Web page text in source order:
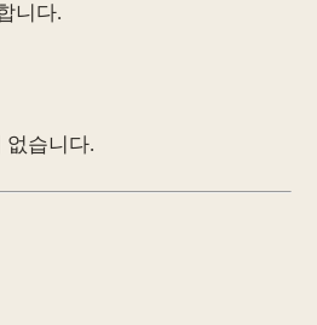
니다.
없습니다.